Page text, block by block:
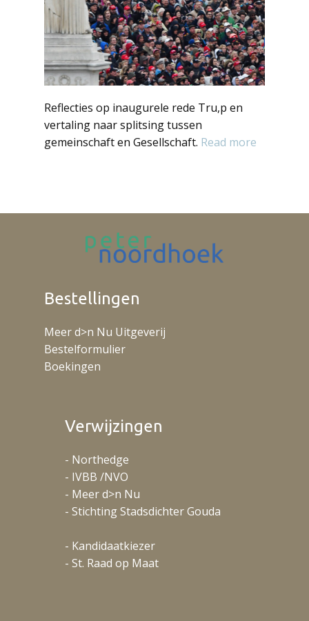
Reflecties op inaugurele rede Tru,p en
vertaling naar splitsing tussen
gemeinschaft en Gesellschaft. Read more
Bestellingen
Meer d>n Nu Uitgeverij
Bestelformulier
Boekingen
Verwijzingen
- Northedge
- IVBB /NVO
- Meer d>n Nu
- Stichting Stadsdichter Gouda
- Kandidaatkiezer
- St. Raad op Maat